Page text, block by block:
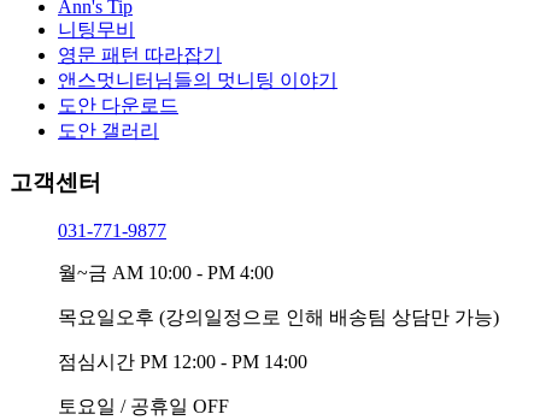
Ann's Tip
니팅무비
영문 패턴 따라잡기
앤스멋니터님들의 멋니팅 이야기
도안 다운로드
도안 갤러리
고객센터
031-771-9877
월~금 AM 10:00 - PM 4:00
목요일오후 (강의일정으로 인해 배송팀 상담만 가능)
점심시간 PM 12:00 - PM 14:00
토요일 / 공휴일 OFF